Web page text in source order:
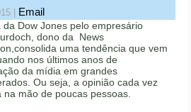
Email
da Dow Jones pelo empresário
dono da News
uma tendência que vem
nos últimos anos de
da mídia em grandes
Ou seja, a opinião cada vez
na mão de poucas pessoas.